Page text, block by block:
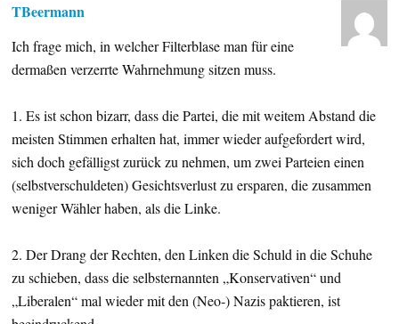
TBeermann
Ich frage mich, in welcher Filterblase man für eine
dermaßen verzerrte Wahrnehmung sitzen muss.
1. Es ist schon bizarr, dass die Partei, die mit weitem Abstand die
meisten Stimmen erhalten hat, immer wieder aufgefordert wird,
sich doch gefälligst zurück zu nehmen, um zwei Parteien einen
(selbstverschuldeten) Gesichtsverlust zu ersparen, die zusammen
weniger Wähler haben, als die Linke.
2. Der Drang der Rechten, den Linken die Schuld in die Schuhe
zu schieben, dass die selbsternannten „Konservativen“ und
„Liberalen“ mal wieder mit den (Neo-) Nazis paktieren, ist